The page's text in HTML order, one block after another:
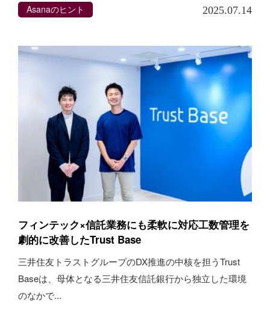
Asanaのヒント 2025.07.14
フィンテック×信託業務にも柔軟に対応工数管理を
劇的に改善したTrust Base
三井住友トラストグループのDX推進の中核を担うTrust
Baseは、母体となる三井住友信託銀行から独立した環境
のなかで...